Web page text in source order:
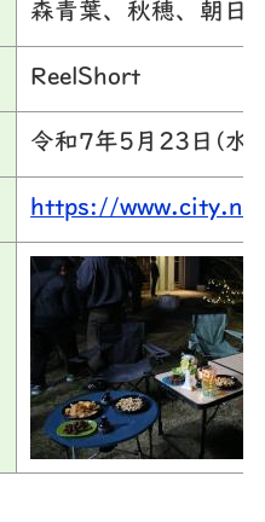
森青葉、秋穂、朝日
ReelShort
令和7年5月23日(水)
https://